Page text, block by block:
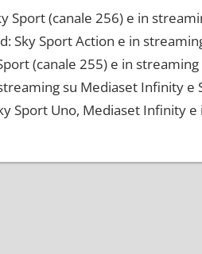
Sport (canale 256) e in
Sky Sport Action e in
(canale 255) e in
su Mediaset Infinity e
Sport Uno, Mediaset Infinity